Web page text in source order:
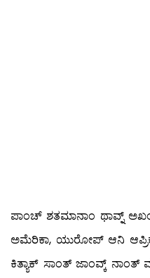
ಪಾಂಚ್ ಶತಮಾನಾಂ ಥಾವ್ನ್
ಅಮೆರಿಕಾ, ಯುರೋಪ್ ಆನಿ
ಕಿತ್ಯಾಕ್ ಸಾಂತ್ ಜಾಂವ್ಕ್ ನಾಂತ್